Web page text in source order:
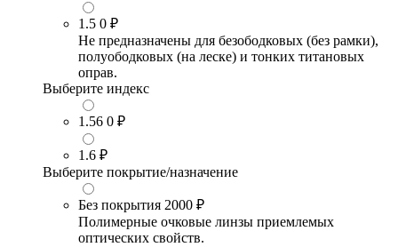
1.5 0 ₽
Не предназначены для безободковых (без рамки),
полуободковых (на леске) и тонких титановых
оправ.
Выберите индекс
1.56 0 ₽
1.6 ₽
Выберите покрытие/назначение
Без покрытия 2000 ₽
Полимерные очковые линзы приемлемых
оптических свойств.